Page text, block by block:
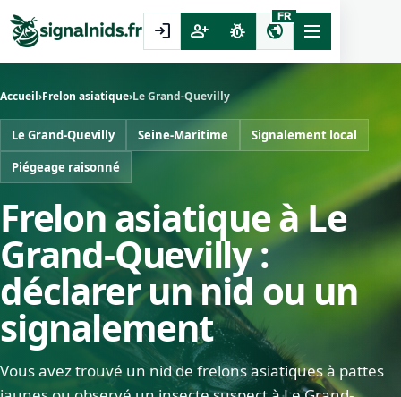
login person_add pest_control public
FR
Accueil›Frelon asiatique›Le Grand-Quevilly
Le Grand-Quevilly Seine-Maritime
Signalement local
Piégeage raisonné
Frelon asiatique à Le
Grand-Quevilly :
déclarer un nid ou un
signalement
Vous avez trouvé un nid de frelons asiatiques à pattes